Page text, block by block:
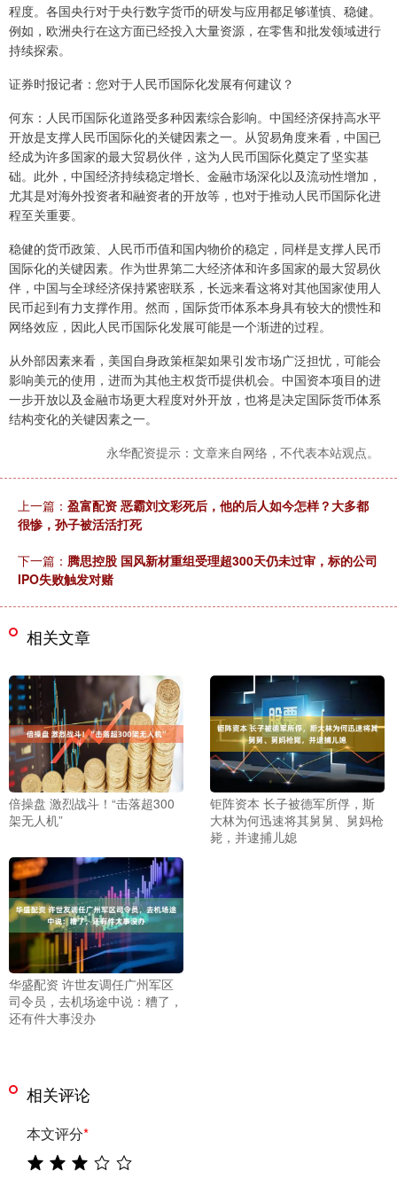
程度。各国央行对于央行数字货币的研发与应用都足够谨慎、稳健。
例如，欧洲央行在这方面已经投入大量资源，在零售和批发领域进行
持续探索。
证券时报记者：您对于人民币国际化发展有何建议？
何东：人民币国际化道路受多种因素综合影响。中国经济保持高水平
开放是支撑人民币国际化的关键因素之一。从贸易角度来看，中国已
经成为许多国家的最大贸易伙伴，这为人民币国际化奠定了坚实基
础。此外，中国经济持续稳定增长、金融市场深化以及流动性增加，
尤其是对海外投资者和融资者的开放等，也对于推动人民币国际化进
程至关重要。
稳健的货币政策、人民币币值和国内物价的稳定，同样是支撑人民币
国际化的关键因素。作为世界第二大经济体和许多国家的最大贸易伙
伴，中国与全球经济保持紧密联系，长远来看这将对其他国家使用人
民币起到有力支撑作用。然而，国际货币体系本身具有较大的惯性和
网络效应，因此人民币国际化发展可能是一个渐进的过程。
从外部因素来看，美国自身政策框架如果引发市场广泛担忧，可能会
影响美元的使用，进而为其他主权货币提供机会。中国资本项目的进
一步开放以及金融市场更大程度对外开放，也将是决定国际货币体系
结构变化的关键因素之一。
永华配资提示：文章来自网络，不代表本站观点。
上一篇： 盈富配资 恶霸刘文彩死后，他的后人如今怎样？大多都
很惨，孙子被活活打死
下一篇： 腾思控股 国风新材重组受理超300天仍未过审，标的公司
IPO失败触发对赌
相关文章
倍操盘 激烈战斗！“击落超300
架无人机”
钜阵资本 长子被德军所俘，斯
大林为何迅速将其舅舅、舅妈枪
毙，并逮捕儿媳
华盛配资 许世友调任广州军区
司令员，去机场途中说：糟了，
还有件大事没办
相关评论
本文评分*